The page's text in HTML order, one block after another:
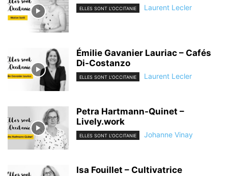
ELLES SONT L'OCCITANIE Laurent Lecler
Émilie Gavanier Lauriac – Cafés
Di-Costanzo
ELLES SONT L'OCCITANIE Laurent Lecler
Petra Hartmann-Quinet –
Lively.work
ELLES SONT L'OCCITANIE Johanne Vinay
Isa Fouillet – Cultivatrice